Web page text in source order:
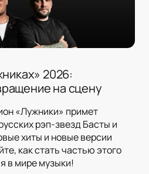
2026:
на сцену
«Лужники» примет
рэп-звезд Басты и
хиты и новые версии
как стать частью этого
в мире музыки!